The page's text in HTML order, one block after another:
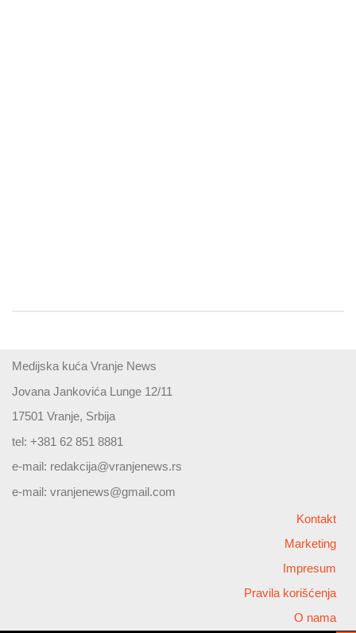
Medijska kuća Vranje News
Jovana Jankovića Lunge 12/11
17501 Vranje, Srbija
tel: +381 62 851 8881
e-mail: redakcija@vranjenews.rs
e-mail: vranjenews@gmail.com
Kontakt
Marketing
Impresum
Pravila korišćenja
O nama